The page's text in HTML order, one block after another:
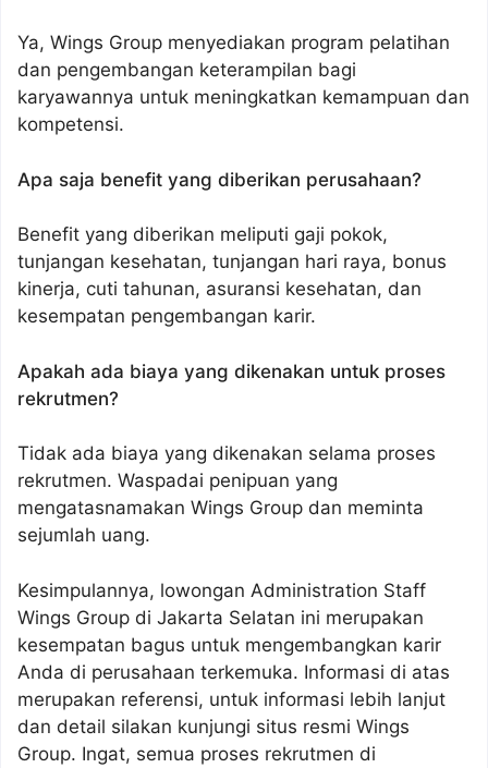
Ya, Wings Group menyediakan program pelatihan
dan pengembangan keterampilan bagi
karyawannya untuk meningkatkan kemampuan dan
kompetensi.
Apa saja benefit yang diberikan perusahaan?
Benefit yang diberikan meliputi gaji pokok,
tunjangan kesehatan, tunjangan hari raya, bonus
kinerja, cuti tahunan, asuransi kesehatan, dan
kesempatan pengembangan karir.
Apakah ada biaya yang dikenakan untuk proses
rekrutmen?
Tidak ada biaya yang dikenakan selama proses
rekrutmen. Waspadai penipuan yang
mengatasnamakan Wings Group dan meminta
sejumlah uang.
Kesimpulannya, lowongan Administration Staff
Wings Group di Jakarta Selatan ini merupakan
kesempatan bagus untuk mengembangkan karir
Anda di perusahaan terkemuka. Informasi di atas
merupakan referensi, untuk informasi lebih lanjut
dan detail silakan kunjungi situs resmi Wings
Group. Ingat, semua proses rekrutmen di